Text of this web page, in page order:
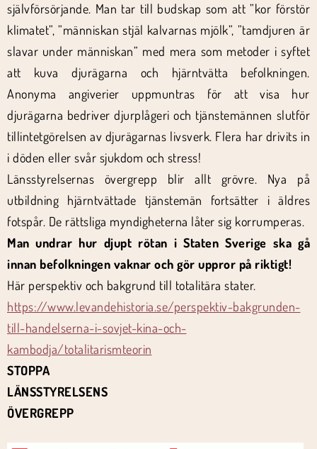
självförsörjande. Man tar till budskap som att ”kor förstör
klimatet”, ”människan stjäl kalvarnas mjölk”, ”tamdjuren är
slavar under människan” med mera som metoder i syftet
att kuva djurägarna och hjärntvätta befolkningen.
Anonyma angiverier uppmuntras för att visa hur
djurägarna bedriver djurplågeri och tjänstemännen slutför
tillintetgörelsen av djurägarnas livsverk. Flera har drivits in
i döden eller svår sjukdom och stress!
Länsstyrelsernas övergrepp blir allt grövre. Nya på
utbildning hjärntvättade tjänstemän fortsätter i äldres
fotspår. De rättsliga myndigheterna låter sig korrumperas.
Man undrar hur djupt rötan i Staten Sverige ska gå
innan befolkningen vaknar och gör uppror på riktigt!
Här perspektiv och bakgrund till totalitära stater.
https://www.levandehistoria.se/perspektiv-bakgrunden-
till-handelserna-i-sovjet-kina-och-
kambodja/totalitarismteorin
STOPPA
LÄNSSTYRELSENS
ÖVERGREPP